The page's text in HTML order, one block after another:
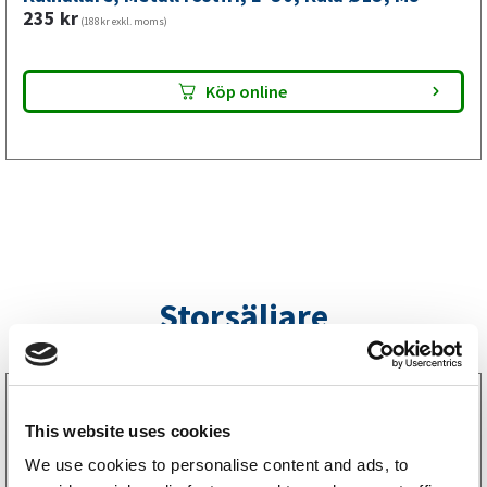
This website uses cookies
We use cookies to personalise content and ads, to
mm,
mängd
235 kr (188kr exkl. moms)
Köp online
Storsäljare
LGF Skylt Självhäftande